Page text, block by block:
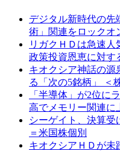
デジタル新時代の先
術」関連をロックオ
リガクＨＤは急速
政策投資恩恵に対す
キオクシア神話の源
る「次の5銘柄」 ＜
「半導体」が2位に
高でメモリー関連に
シーゲイト、決算
＝米国株個別
キオクシアＨＤが未